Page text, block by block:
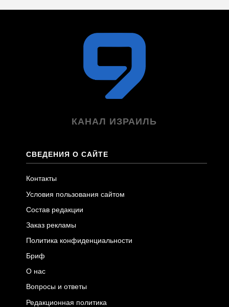
КАНАЛ ИЗРАИЛЬ
СВЕДЕНИЯ О САЙТЕ
Контакты
Условия пользования сайтом
Состав редакции
Заказ рекламы
Политика конфиденциальности
Бриф
О нас
Вопросы и ответы
Редакционная политика